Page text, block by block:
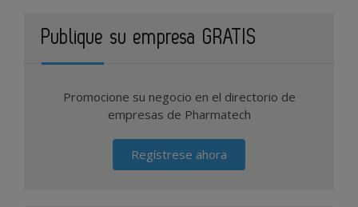
Publique su empresa GRATIS
Promocione su negocio en el directorio de
empresas de Pharmatech
Regístrese ahora